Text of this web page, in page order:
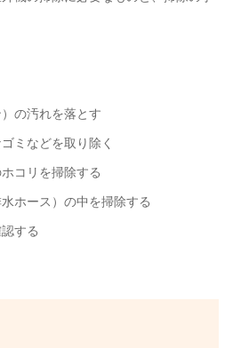
の汚れを落とす
ミなどを取り除く
コリを掃除する
ホース）の中を掃除する
する